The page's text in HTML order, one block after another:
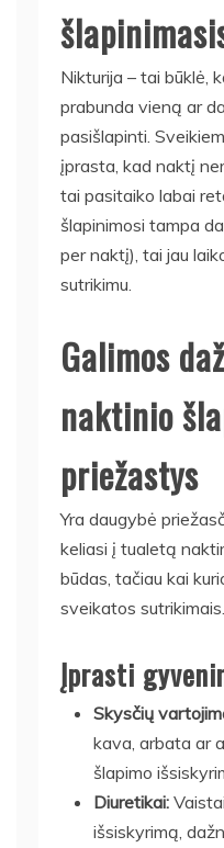
Nikturija – tai būklė,
prabunda vieną ar
pasišlapinti.
įprasta, kad naktį
tai pasitaiko labai
šlapinimosi tampa
per naktį), tai jau
sutrikimu.
Galimos
naktinio
priežastys
Yra daugybė
keliasi į tualetą
būdas, tačiau kai
sveikatos sutrikimais.
Įprasti
Skysčių
kava, arbata ar
šlapimo
Diuretikai:
išsiskyrimą,